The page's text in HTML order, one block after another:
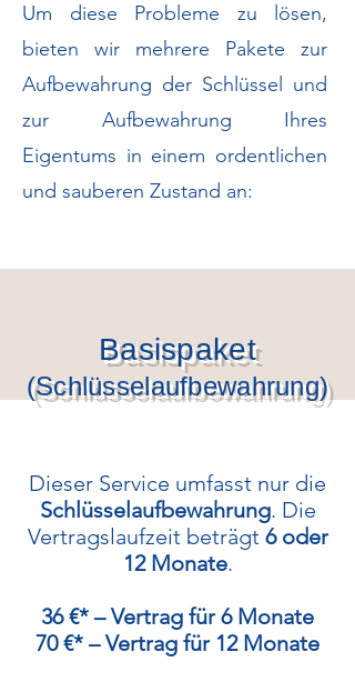
Um diese Probleme zu lösen,
bieten wir mehrere Pakete zur
Aufbewahrung der Schlüssel und
zur Aufbewahrung Ihres
Eigentums in einem ordentlichen
und sauberen Zustand an:
Basispaket
(Schlüsselaufbewahrung)
Dieser Service umfasst nur die
Schlüsselaufbewahrung. Die
Vertragslaufzeit beträgt 6 oder
12 Monate.
36 €* – Vertrag für 6 Monate
70 €* – Vertrag für 12 Monate